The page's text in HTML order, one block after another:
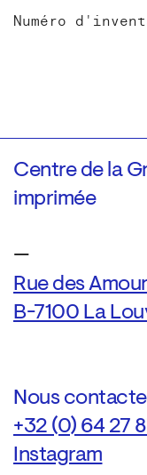
Numéro
Centre de la
imprimée
—
Rue des
B-7100 La
Nous
+32 (0) 64 27
Instagram